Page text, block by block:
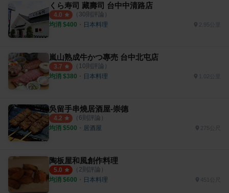
くら寿司 藏壽司 台中中清路店
4.0 （ 30則評論）
均消 $400 ・ 日本料理 2.95公里
嵐山熟成牛かつ專売 台中北屯店
3.7 （ 10則評論）
均消 $380 ・ 日本料理
吳留手串燒居酒屋-崇德
4.2 （ 6則評論）
均消 $500 ・ 居酒屋 275公尺
陶板屋和風創作料理
5.0 （ 2則評論）
均消 $600 ・ 日本料理 451公尺